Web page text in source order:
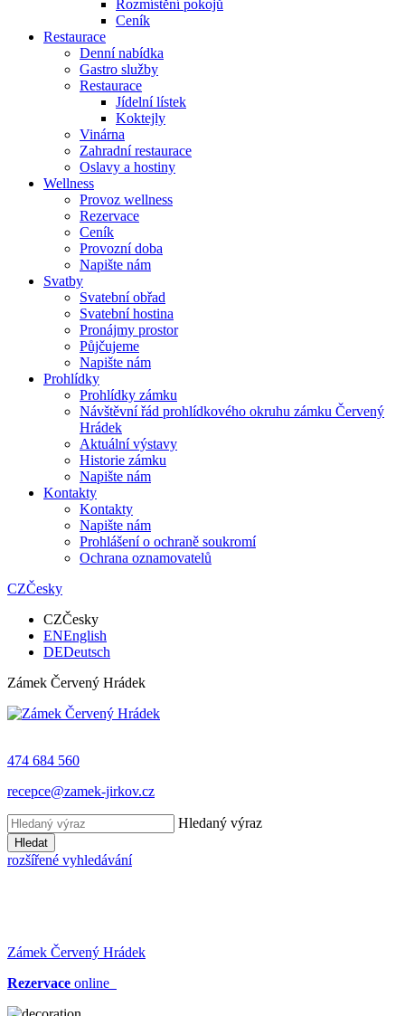
Rozmístění pokojů
Ceník
Restaurace
Denní nabídka
Gastro služby
Restaurace
Jídelní lístek
Koktejly
Vinárna
Zahradní restaurace
Oslavy a hostiny
Wellness
Provoz wellness
Rezervace
Ceník
Provozní doba
Napište nám
Svatby
Svatební obřad
Svatební hostina
Pronájmy prostor
Půjčujeme
Napište nám
Prohlídky
Prohlídky zámku
Návštěvní řád prohlídkového okruhu zámku Červený
Hrádek
Aktuální výstavy
Historie zámku
Napište nám
Kontakty
Kontakty
Napište nám
Prohlášení o ochraně soukromí
Ochrana oznamovatelů
CZČesky
CZČesky
ENEnglish
DEDeutsch
Zámek Červený Hrádek
474 684 560
recepce@zamek-jirkov.cz
Hledaný výraz
Hledat
rozšířené vyhledávání
Zámek Červený Hrádek
Rezervace online